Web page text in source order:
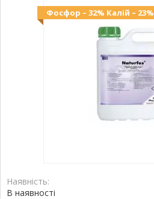
Фосфор – 32% Калій – 23%
Наявність:
В наявності